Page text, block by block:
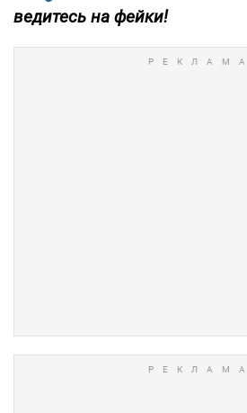
ведитесь на фейки!